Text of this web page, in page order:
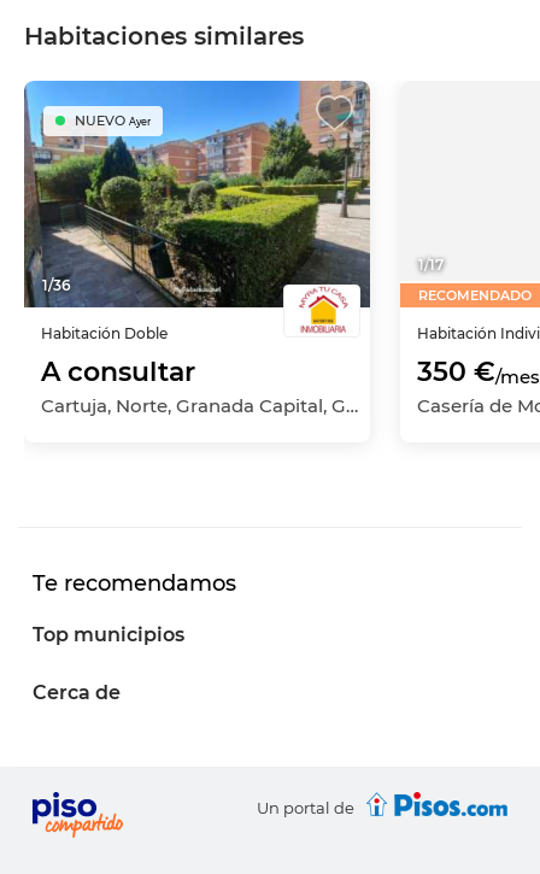
Habitaciones similares
1/36
NUEVO Ayer
Habitación Doble
A consultar
Cartuja, Norte, Granada Capital, Granada
1/17
RECOMENDADO
Habitación
350 €/mes
Te recomendamos
Top municipios
Cerca de
Un portal de